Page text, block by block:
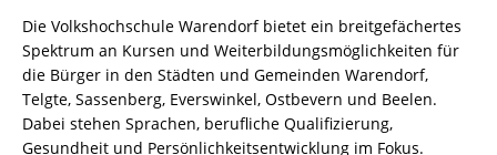
Die Volkshochschule Warendorf bietet ein breitgefächertes
Spektrum an Kursen und Weiterbildungsmöglichkeiten für
die Bürger in den Städten und Gemeinden Warendorf,
Telgte, Sassenberg, Everswinkel, Ostbevern und Beelen.
Dabei stehen Sprachen, berufliche Qualifizierung,
Gesundheit und Persönlichkeitsentwicklung im Fokus.